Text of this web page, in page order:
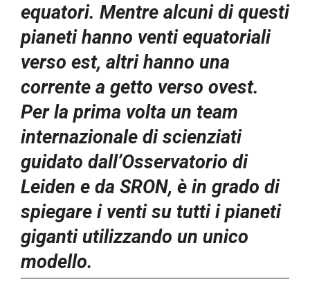
equatori. Mentre alcuni di questi
pianeti hanno venti equatoriali
verso est, altri hanno una
corrente a getto verso ovest.
Per la prima volta un team
internazionale di scienziati
guidato dall’Osservatorio di
Leiden e da SRON, è in grado di
spiegare i venti su tutti i pianeti
giganti utilizzando un unico
modello.